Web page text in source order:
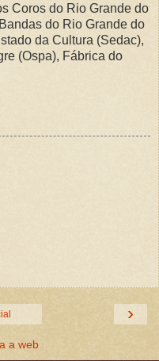
Coros do Rio Grande do
do Rio Grande do
da Cultura (Sedac),
(Ospa), Fábrica do
›
a web